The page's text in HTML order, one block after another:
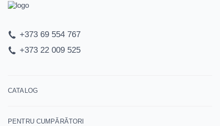
+373 69 554 767
+373 22 009 525
CATALOG
PENTRU CUMPĂRĂTORI